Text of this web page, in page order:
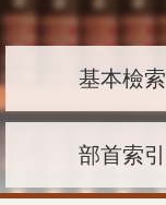
基本檢索
部首索引